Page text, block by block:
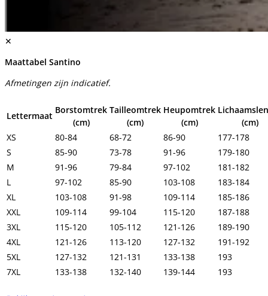
✕
Maattabel Santino
Afmetingen zijn indicatief.
Lettermaat
Borstomtrek
(cm)
Tailleomtrek
(cm)
Heupomtrek
(cm)
(cm)
XS
80-84 68-72 86-90
177-178
S
85-90 73-78 91-96
179-180
M
91-96 79-84 97-102
181-182
L
97-102 85-90 103-108
183-184
XL
103-108 91-98 109-114
185-186
XXL
109-114 99-104 115-120
187-188
3XL
115-120 105-112 121-126
189-190
4XL
121-126 113-120 127-132
191-192
5XL
127-132 121-131 133-138
193
7XL
133-138 132-140 139-144 193